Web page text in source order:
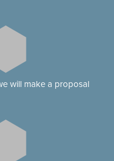
will make a proposal